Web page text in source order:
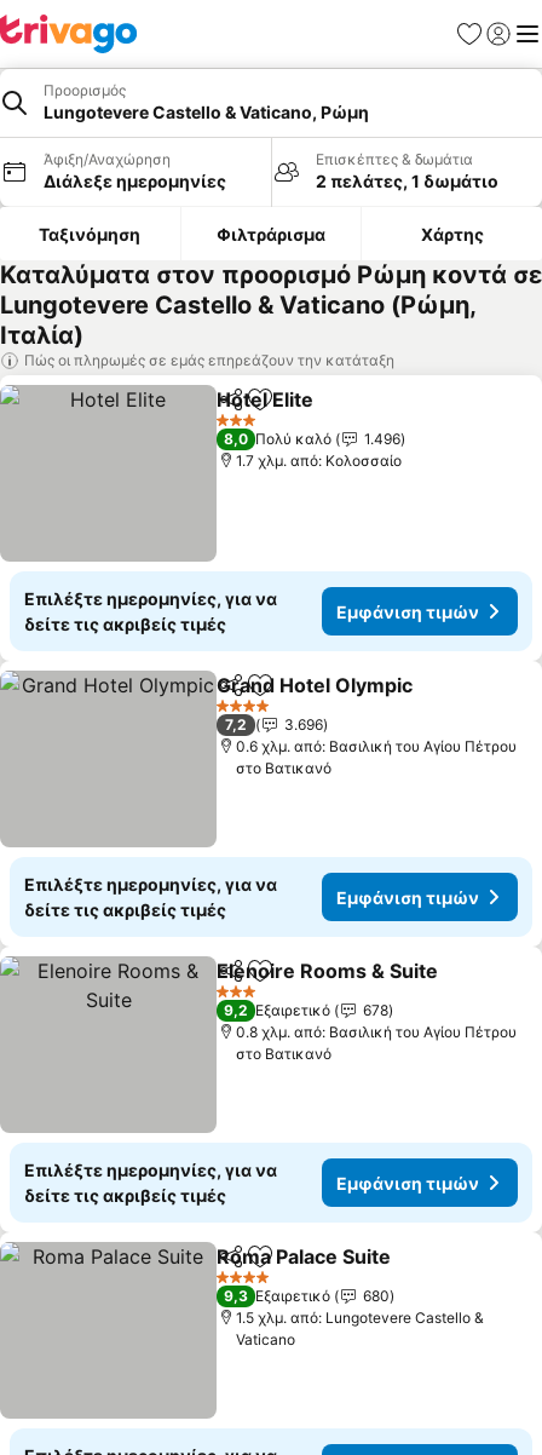
Προορισμός
Lungotevere Castello & Vaticano, Ρώμη
Άφιξη/Αναχώρηση
Διάλεξε ημερομηνίες
Επισκέπτες & δωμάτια
2 πελάτες, 1 δωμάτιο
Ταξινόμηση Φιλτράρισμα Χάρτης
Καταλύματα στον προορισμό Ρώμη κοντά σε
Lungotevere Castello & Vaticano (Ρώμη,
Ιταλία)
Πώς οι πληρωμές σε εμάς επηρεάζουν την κατάταξη
Κοινοποίηση
Προσθήκη στα αγαπημένα
Hotel Elite
3 Αστέρια
8,0 Πολύ καλό
1.496
1.7 χλμ. από: Κολοσσαίο
Επιλέξτε ημερομηνίες, για να
δείτε τις ακριβείς τιμές
Εμφάνιση τιμών
Κοινοποίηση
Προσθήκη στα αγαπημένα
Grand Hotel Olympic
4 Αστέρια
7,2
3.696
0.6 χλμ. από: Βασιλική του Αγίου Πέτρου
στο Βατικανό
Επιλέξτε ημερομηνίες, για να
δείτε τις ακριβείς τιμές
Εμφάνιση τιμών
Κοινοποίηση
Προσθήκη στα αγαπημένα
Elenoire Rooms & Suite
3 Αστέρια
9,2 Εξαιρετικό
678
0.8 χλμ. από: Βασιλική του Αγίου Πέτρου
στο Βατικανό
Επιλέξτε ημερομηνίες, για να
δείτε τις ακριβείς τιμές
Εμφάνιση τιμών
Κοινοποίηση
Προσθήκη στα αγαπημένα
Roma Palace Suite
4 Αστέρια
9,3 Εξαιρετικό
680
1.5 χλμ. από: Lungotevere Castello &
Vaticano